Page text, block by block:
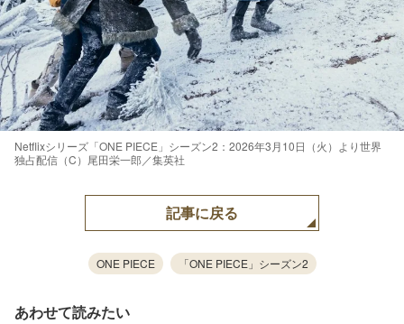
Netflixシリーズ「ONE PIECE」シーズン2：2026年3月10日（火）より世界
独占配信（C）尾田栄一郎／集英社
記事に戻る
ONE PIECE 「ONE PIECE」シーズン2
あわせて読みたい